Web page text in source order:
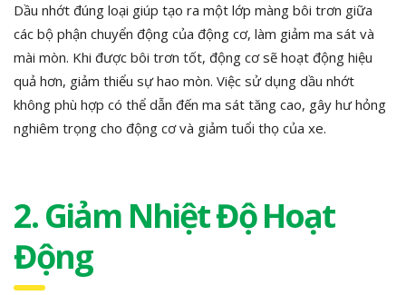
Dầu nhớt đúng loại giúp tạo ra một lớp màng bôi trơn giữa
các bộ phận chuyển động của động cơ, làm giảm ma sát và
mài mòn. Khi được bôi trơn tốt, động cơ sẽ hoạt động hiệu
quả hơn, giảm thiểu sự hao mòn. Việc sử dụng dầu nhớt
không phù hợp có thể dẫn đến ma sát tăng cao, gây hư hỏng
nghiêm trọng cho động cơ và giảm tuổi thọ của xe.
2. Giảm Nhiệt Độ Hoạt
Động